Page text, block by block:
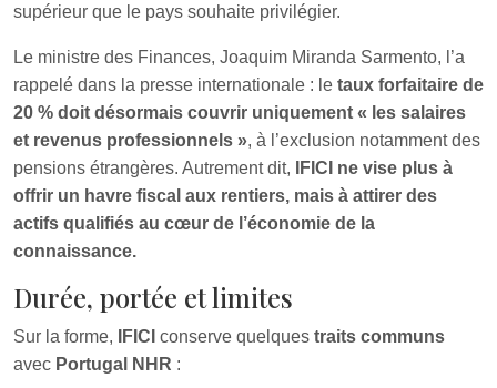
supérieur que le pays souhaite privilégier.
Le ministre des Finances, Joaquim Miranda Sarmento, l’a
rappelé dans la presse internationale : le taux forfaitaire de
20 % doit désormais couvrir uniquement « les salaires
et revenus professionnels », à l’exclusion notamment des
pensions étrangères. Autrement dit,
IFICI ne vise plus à
offrir un havre fiscal aux rentiers, mais à attirer des
actifs qualifiés au cœur de l’économie de la
connaissance.
Durée, portée et limites
Sur la forme, IFICI conserve quelques traits communs
avec Portugal NHR :